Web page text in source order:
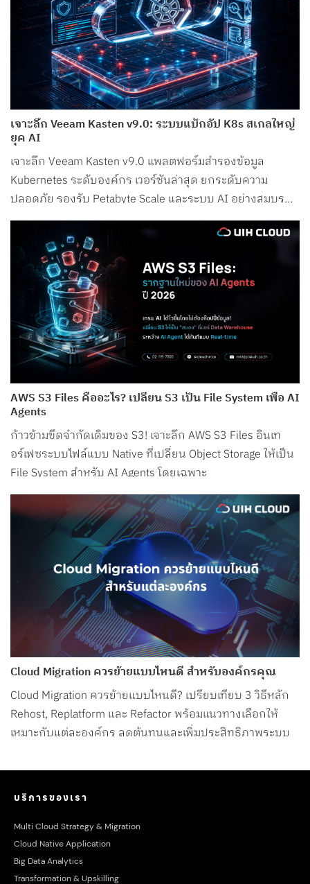
เจาะลึก Veeam Kasten v9.0: ระบบแบ็กอัป K8s สเกลใหญ่
ยุค AI
เจาะลึก Veeam Kasten v9.0 แพลตฟอร์มสำรองข้อมูล
Kubernetes ระดับองค์กร เวอร์ชันล่าสุด ยกระดับความ
ปลอดภัย รองรับ Petabyte Scale และระบบ AI อย่างสมบูรณ์
แบบ
AWS S3 Files คืออะไร? เปลี่ยน S3 เป็น File System เพื่อ AI
Agents
ก้าวข้ามขีดจำกัดเดิมของ S3! เจาะลึก AWS S3 Files อินเท
อร์เฟซระบบไฟล์แบบ Native ที่เปลี่ยน Object Storage ให้เป็น
File System สำหรับ AI Agents โดยเฉพาะ
Cloud Migration ควรย้ายแบบไหนดี สำหรับองค์กรคุณ
Cloud Migration ควรย้ายแบบไหนดี? เปรียบเทียบ 3 วิธีหลัก
Rehost, Replatform และ Refactor พร้อมแนวทางเลือกให้
เหมาะกับแต่ละองค์กร ลดต้นทุนและเพิ่มประสิทธิภาพระบบ
บริการของเรา
Multi Cloud Strategy & Migration
Cloud Native Application
Big Data Analytics
Transformation & Upskilling